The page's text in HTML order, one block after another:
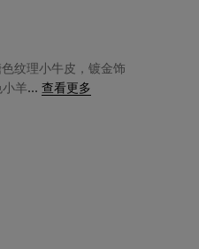
纹理小牛皮，镀金饰
羊... 查看更多